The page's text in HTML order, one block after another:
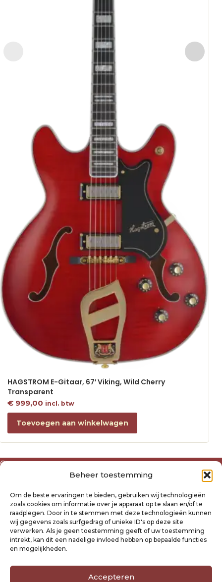
Beheer toestemming
Om de beste ervaringen te bieden, gebruiken wij technologieën
zoals cookies om informatie over je apparaat op te slaan en/of te
raadplegen. Door in te stemmen met deze technologieën kunnen
wij gegevens zoals surfgedrag of unieke ID's op deze site
verwerken. Als je geen toestemming geeft of uw toestemming
intrekt, kan dit een nadelige invloed hebben op bepaalde functies
en mogelijkheden.
Accepteren
HAGSTROM E-Gitaar, 67′ Viking, Wild Cherry
Transparent
€999,00 incl. btw
Toevoegen aan winkelwagen
Over ons
Algemene voorwaarden
Privacyverklaring Raysland
Cookiebeleid
Mijn account
Klantenservice
Verzending- en retourbeleid